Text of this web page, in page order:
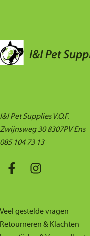
I&I Pet Supplies V.O.F.
Zwijnsweg 30 8307PV Ens
085 104 73 13
Veel gestelde vragen
Retourneren & Klachten